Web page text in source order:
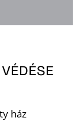
ház